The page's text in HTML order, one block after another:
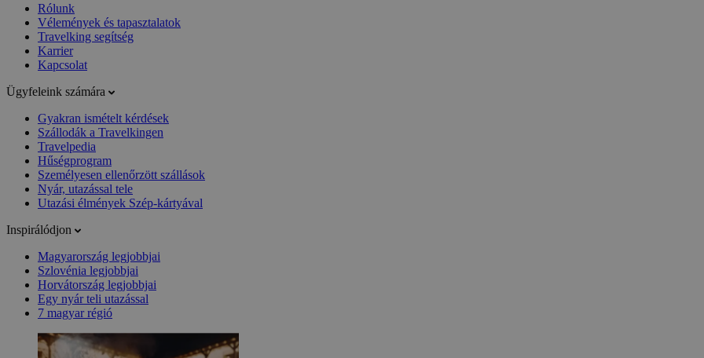
Rólunk
Vélemények és tapasztalatok
Travelking segítség
Karrier
Kapcsolat
Ügyfeleink számára
Gyakran ismételt kérdések
Szállodák a Travelkingen
Travelpedia
Hűségprogram
Személyesen ellenőrzött szállások
Nyár, utazással tele
Utazási élmények Szép-kártyával
Inspirálódjon
Magyarország legjobbjai
Szlovénia legjobbjai
Horvátország legjobbjai
Egy nyár teli utazással
7 magyar régió